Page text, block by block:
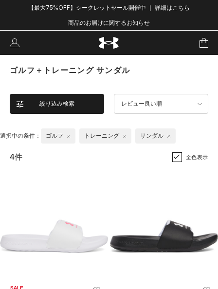
【最大75%OFF】シークレットセール開催中 ｜ 詳細はこちら
商品のお届けに関するお知らせ
ゴルフ＋トレーニング サンダル
絞り込み検索 レビュー良い順
選択中の条件： ゴルフ トレーニング サンダル
4件 全色表示
SALE